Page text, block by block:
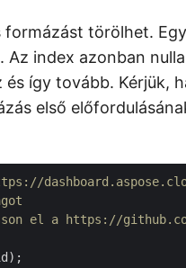
törölhet.
index azonban
így tovább. Kérjük,
első
el a https://